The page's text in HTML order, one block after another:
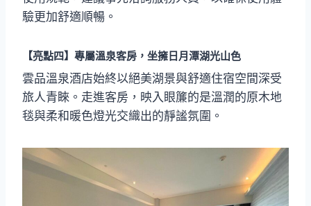
驗更加舒適順暢。
【亮點四】專屬溫泉客房，坐擁日月潭湖光山色
雲品溫泉酒店始終以絕美湖景與舒適住宿空間深受
旅人青睞。走進客房，映入眼簾的是溫潤的原木地
毯與柔和暖色燈光交織出的靜謐氛圍。